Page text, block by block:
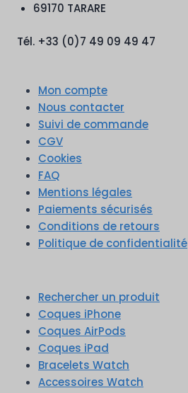
69170 TARARE
Tél. +33 (0)7 49 09 49 47
Mon compte
Nous contacter
Suivi de commande
CGV
Cookies
FAQ
Mentions légales
Paiements sécurisés
Conditions de retours
Politique de confidentialité
Rechercher un produit
Coques iPhone
Coques AirPods
Coques iPad
Bracelets Watch
Accessoires Watch